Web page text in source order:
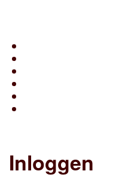
Inloggen